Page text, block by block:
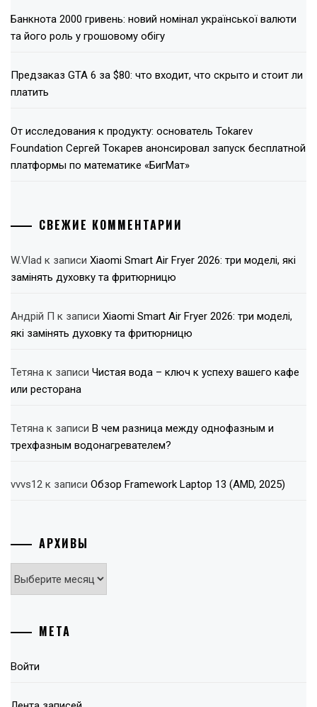
Банкнота 2000 гривень: новий номінал української валюти
та його роль у грошовому обігу
Предзаказ GTA 6 за $80: что входит, что скрыто и стоит ли
платить
От исследования к продукту: основатель Tokarev
Foundation Сергей Токарев анонсировал запуск бесплатной
платформы по математике «БигМат»
СВЕЖИЕ КОММЕНТАРИИ
W.Vlad к записи Xiaomi Smart Air Fryer 2026: три моделі, які
замінять духовку та фритюрницю
Андрій П к записи Xiaomi Smart Air Fryer 2026: три моделі,
які замінять духовку та фритюрницю
Тетяна к записи Чистая вода – ключ к успеху вашего кафе
или ресторана
Тетяна к записи В чем разница между однофазным и
трехфазным водонагревателем?
vvvs12 к записи Обзор Framework Laptop 13 (AMD, 2025)
АРХИВЫ
Архивы
МЕТА
Войти